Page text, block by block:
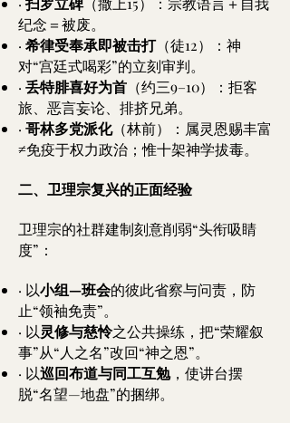
纪念＝被废。
· 希律受奉承即被击打（徒12）：神
对“宫廷式喝彩”的立刻审判。
· 丢特腓喜好为首 （约三9–10）：拒客
旅、恶言妄论、排挤兄弟。
· 哥林多党派化（林前）：属灵恩赐丰富
≠免疫于权力政治；惟十架神学拔毒。
二、卫理宗复兴的正面经验
卫理宗的社群建制刻意削弱“头衔吸睛
度”：
· 以小组—班会的彼此省察与问责，防
止“领袖免责”。
· 以灵修与慈怜之公共操练，把“荣耀叙
事”从“人之名”改回“神之恩”。
· 以巡回布道与同工互勉，使讲台摆
脱“名望—地盘”的捆绑。